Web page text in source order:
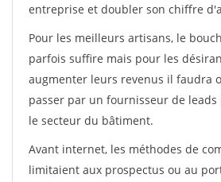
entreprise et doubler son chiffre
Pour les meilleurs artisans, le
parfois suffire mais pour les
augmenter leurs revenus il faudra
passer par un fournisseur de leads
le secteur du bâtiment.
Avant internet, les méthodes de
limitaient aux prospectus ou au